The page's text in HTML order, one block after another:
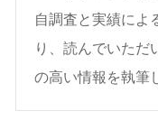
自調査と実績によ
り、読んでいただ
の高い情報を執筆